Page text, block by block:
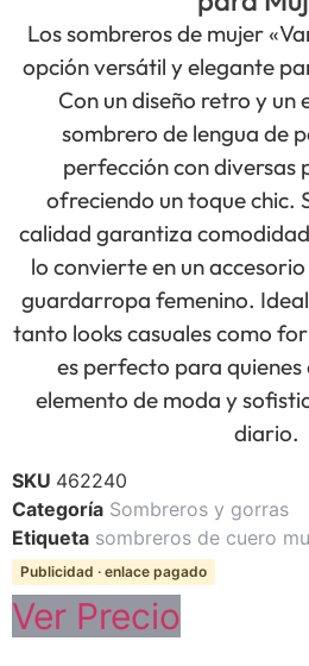
Los sombreros de mujer
opción versátil y elegante
Con un diseño retro y un
sombrero de lengua de
perfección con diversas
ofreciendo un toque chic.
calidad garantiza
lo convierte en un
guardarropa femenino.
tanto looks casuales como
es perfecto para quienes
elemento de moda y
diario.
SKU 462240
Categoría Sombreros y gorras
Etiqueta sombreros de cuero
Publicidad · enlace pagado
Ver Precio